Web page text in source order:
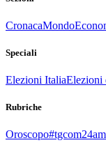
CronacaMondo
Speciali
Elezioni ItaliaElezioni
Rubriche
Oroscopo